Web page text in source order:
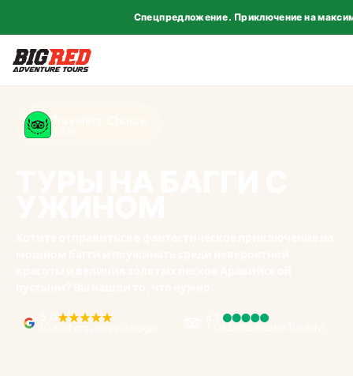
Спецпредложение. Приключение на